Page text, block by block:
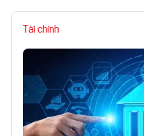
Tài chính